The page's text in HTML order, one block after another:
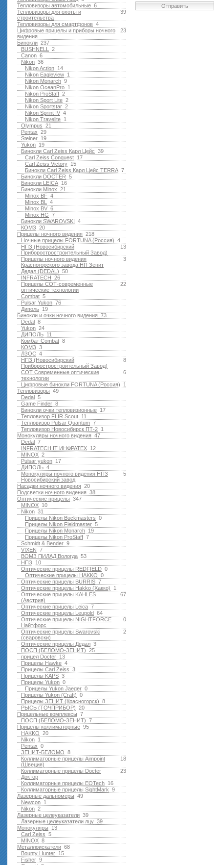
6
Тепловизоры автомобильные
39
Тепловизоры для охоты и
строительства
4
Тепловизоры для смартфонов
23
Цифровые прицелы и приборы ночного
видения
237
Бинокли
2
BUSHNELL
6
Canon
36
Nikon
14
Nikon Action
1
Nikon Eagleview
9
Nikon Monarch
1
Nikon OceanPro
2
Nikon ProStaff
2
Nikon Sport Lite
2
Nikon Sportstar
4
Nikon Sprint IV
1
Nikon Travelite
21
Olympus
29
Pentax
19
Steiner
19
Yukon
39
Бинокли Carl Zeiss Карл Цейс
17
Carl Zeiss Conquest
15
Carl Zeiss Victory
7
Бинокли Carl Zeiss Карл Цейс TERRA
5
Бинокли DOCTER
16
Бинокли LEICA
21
Бинокли Minox
4
Minox BF
4
Minox BL
6
Minox BV
7
Minox HG
4
Бинокли SWAROVSKI
20
КОМЗ
218
Прицелы ночного видения
4
Ночные прицелы FORTUNA (Россия)
13
НПЗ (Новосибирский
Приборостростроительный Завод)
3
Прицелы ночного видения
Красногорского завода НП Зенит
50
Дедал (DEDAL)
26
INFRATECH
22
Прицелы СОТ-современные
оптические технологии
5
Combat
76
Pulsar Yukon
19
Диполь
73
Бинокли и очки ночного видения
8
Dedal
24
Yukon
11
ДИПОЛЬ
8
Комбат Combat
3
КОМЗ
4
ЛЗОС
8
НПЗ (Новосибирский
Приборостростроительный Завод)
6
СОТ Современные оптические
технологии
1
Цифровые бинокли FORTUNA (Россия)
49
Тепловизоры
5
Dedal
8
Game Finder
17
Бинокли очки тепловизионные
11
Тепловизор FLIR Scout
7
Тепловизор Pulsar Quantum
1
Тепловизор Новосибирск ПТ-2
47
Монокуляры ночного видения
7
Dedal
12
INFRATECH IT ИНФРАТЕХ
2
MINOX
17
Pulsar yukon
4
ДИПОЛЬ
5
Монокуляры ночного видения НПЗ
Новосибирский завод
20
Насадки ночного видения
38
Подсветки ночного видения
347
Оптические прицелы
10
MINOX
31
Nikon
0
Прицелы Nikon Buckmasters
5
Прицелы Nikon Fieldmaster
19
Прицелы Nikon Monarch
7
Прицелы Nikon ProStaff
9
Schmidt & Bender
7
VIXEN
53
ВОМЗ ПИЛАД Вологда
10
НПЗ
0
Оптические прицелы REDFIELD
0
Оптические прицелы HAKKO
7
Оптические прицелы BURRIS
1
Оптические прицелы Hakko (Хакко)
67
Оптические прицелы KAHLES
(Австрия)
7
Оптические прицелы Leica
64
Оптические прицелы Leupold
0
Оптические прицелы NIGHTFORCE
Найтфорс
2
Оптические прицелы Swarovski
(сваровски)
3
Оптические прицелы Дедал
25
ПОСП (БЕЛОМО-ЗЕНИТ)
13
прицел Docter
4
Прицелы Hawke
3
Прицелы Carl Zeiss
3
Прицелы KAPS
0
Прицелы Yukon
0
Прицелы Yukon Jaeger
0
Прицелы Yukon (Craft)
8
Прицелы ЗЕНИТ (Красногорск)
20
РЫСЬ (ТОЧПРИБОР)
7
Прицельные комплексы
7
ПОСП (БЕЛОМО-ЗЕНИТ)
95
Прицелы коллиматорные
20
HAKKO
1
Nikon
0
Pentax
8
ЗЕНИТ-БЕЛОМО
18
Коллиматорные прицелы Aimpoint
(Швеция)
23
Коллиматорные прицелы Docter
Доктор
16
Коллиматорные прицелы EOTech
9
Коллиматорные прицелы SightMark
49
Лазерные дальномеры
1
Newcon
2
Nikon
39
Лазерные целеуказатели
39
Лазерные целеуказатели лцу
13
Монокуляры
5
Carl Zeiss
8
MINOX
68
Металлоискатели
15
Bounty Hunter
9
Fisher
Отправить